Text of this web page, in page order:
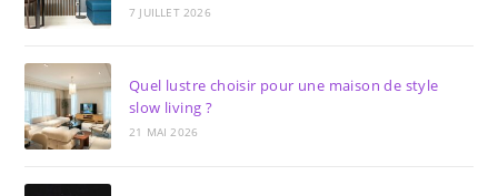
7 JUILLET 2026
Quel lustre choisir pour une maison de style
slow living ?
21 MAI 2026